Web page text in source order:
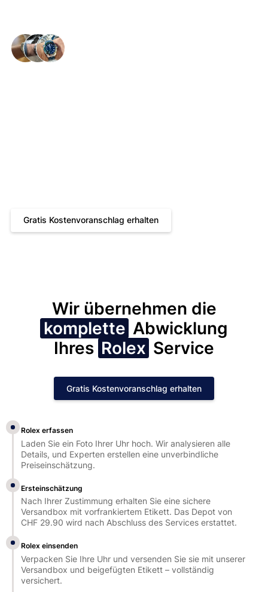
Gratis Kostenvoranschlag erhalten
Wir übernehmen die
komplette Abwicklung
Ihres Rolex Service
Gratis Kostenvoranschlag erhalten
Rolex erfassen
Laden Sie ein Foto Ihrer Uhr hoch. Wir analysieren alle
Details, und Experten erstellen eine unverbindliche
Preiseinschätzung.
Ersteinschätzung
Nach Ihrer Zustimmung erhalten Sie eine sichere
Versandbox mit vorfrankiertem Etikett. Das Depot von
CHF 29.90 wird nach Abschluss des Services erstattet.
Rolex einsenden
Verpacken Sie Ihre Uhr und versenden Sie sie mit unserer
Versandbox und beigefügten Etikett – vollständig
versichert.